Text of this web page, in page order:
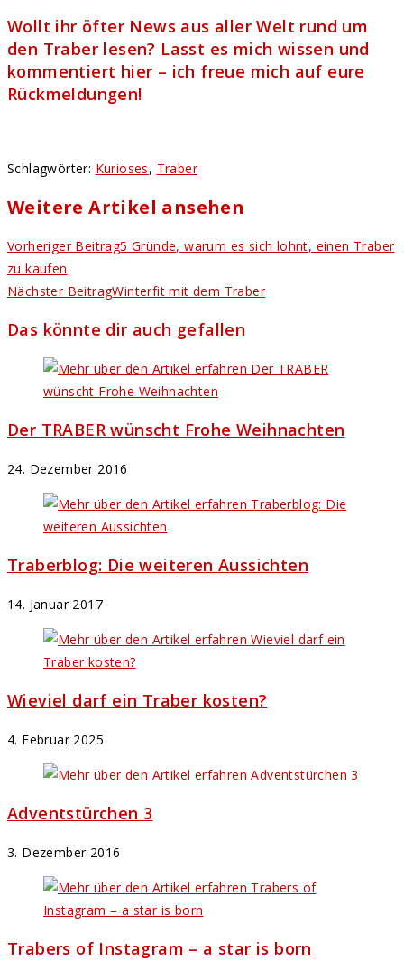
Wollt ihr öfter News aus aller Welt rund um
den Traber lesen? Lasst es mich wissen und
kommentiert hier – ich freue mich auf eure
Rückmeldungen!
Schlagwörter: Kurioses, Traber
Weitere Artikel ansehen
Vorheriger Beitrag5 Gründe, warum es sich lohnt, einen Traber
zu kaufen
Nächster BeitragWinterfit mit dem Traber
Das könnte dir auch gefallen
Der TRABER wünscht Frohe Weihnachten
24. Dezember 2016
Traberblog: Die weiteren Aussichten
14. Januar 2017
Wieviel darf ein Traber kosten?
4. Februar 2025
Adventstürchen 3
3. Dezember 2016
Trabers of Instagram – a star is born